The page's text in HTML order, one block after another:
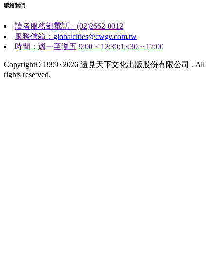
聯絡我們
讀者服務部電話：(02)2662-0012
服務信箱： globalcities@cwgv.com.tw
時間：週一至週五 9:00 ~ 12:30;13:30 ~ 17:00
Copyright© 1999~2026 遠見天下文化出版股份有限公司 . All
rights reserved.